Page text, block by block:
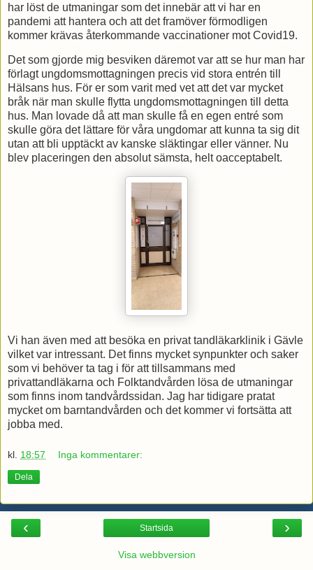
har löst de utmaningar som det innebär att vi har en
pandemi att hantera och att det framöver förmodligen
kommer krävas återkommande vaccinationer mot Covid19.
Det som gjorde mig besviken däremot var att se hur man har
förlagt ungdomsmottagningen precis vid stora entrén till
Hälsans hus. För er som varit med vet att det var mycket
bråk när man skulle flytta ungdomsmottagningen till detta
hus. Man lovade då att man skulle få en egen entré som
skulle göra det lättare för våra ungdomar att kunna ta sig dit
utan att bli upptäckt av kanske släktingar eller vänner. Nu
blev placeringen den absolut sämsta, helt oacceptabelt.
Vi han även med att besöka en privat tandläkarklinik i Gävle
vilket var intressant. Det finns mycket synpunkter och saker
som vi behöver ta tag i för att tillsammans med
privattandläkarna och Folktandvården lösa de utmaningar
som finns inom tandvårdssidan. Jag har tidigare pratat
mycket om barntandvården och det kommer vi fortsätta att
jobba med.
kl. 18:57 Inga kommentarer:
Dela
‹ ›
Startsida
Visa webbversion